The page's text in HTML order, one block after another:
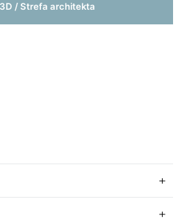
/ Strefa architekta